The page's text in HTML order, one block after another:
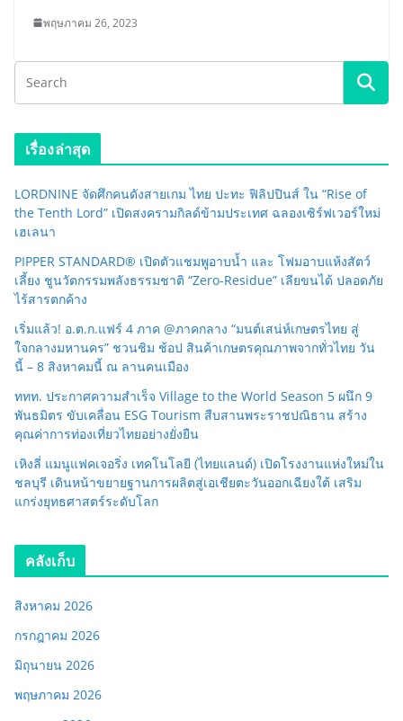
พฤษภาคม 26, 2023
เรื่องล่าสุด
LORDNINE จัดศึกคนดังสายเกม ไทย ปะทะ ฟิลิปปินส์ ใน “Rise of
the Tenth Lord” เปิดสงครามกิลด์ข้ามประเทศ ฉลองเซิร์ฟเวอร์ใหม่
เฮเลนา
PIPPER STANDARD® เปิดตัวแชมพูอาบน้ำ และ โฟมอาบแห้งสัตว์
เลี้ยง ชูนวัตกรรมพลังธรรมชาติ “Zero-Residue” เลียขนได้ ปลอดภัย
ไร้สารตกค้าง
เริ่มแล้ว! อ.ต.ก.แฟร์ 4 ภาค @ภาคกลาง “มนต์เสน่ห์เกษตรไทย สู่
ใจกลางมหานคร” ชวนชิม ช้อป สินค้าเกษตรคุณภาพจากทั่วไทย วัน
นี้ – 8 สิงหาคมนี้ ณ ลานคนเมือง
ททท. ประกาศความสำเร็จ Village to the World Season 5 ผนึก 9
พันธมิตร ขับเคลื่อน ESG Tourism สืบสานพระราชปณิธาน สร้าง
คุณค่าการท่องเที่ยวไทยอย่างยั่งยืน
เหิงลี่ แมนูแฟคเจอริ่ง เทคโนโลยี (ไทยแลนด์) เปิดโรงงานแห่งใหม่ใน
ชลบุรี เดินหน้าขยายฐานการผลิตสู่เอเชียตะวันออกเฉียงใต้ เสริม
แกร่งยุทธศาสตร์ระดับโลก
คลังเก็บ
สิงหาคม 2026
กรกฎาคม 2026
มิถุนายน 2026
พฤษภาคม 2026